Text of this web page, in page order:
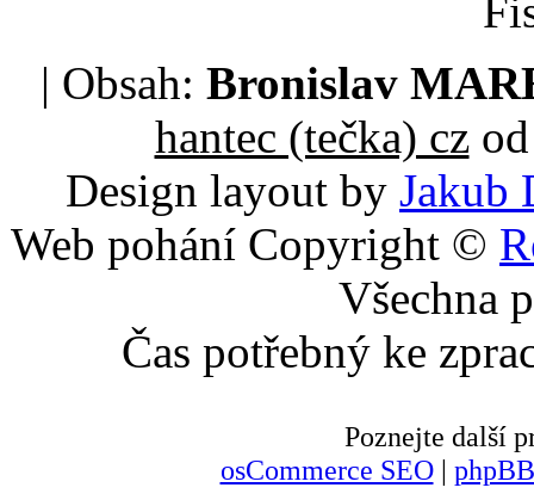
| Obsah: Bronislav
hantec (tečka) czod
Design layout by Jakub
Web pohání Copyright ©
Všechna
Čas potřebný ke
Poznejte další
osCommerce SEO|